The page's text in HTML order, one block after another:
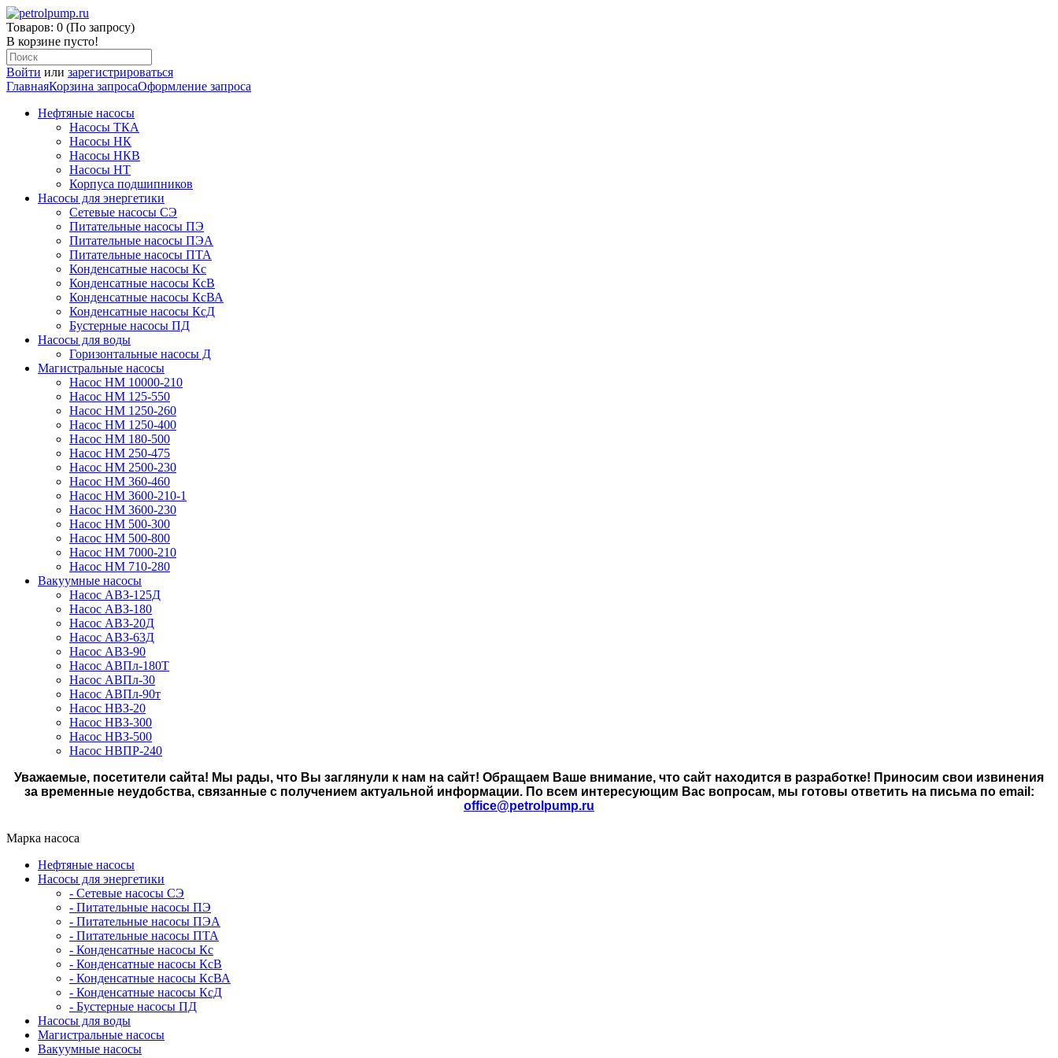
Товаров: 0 (По запросу)
В корзине пусто!
Войти или зарегистрироваться
ГлавнаяКорзина запросаОформление запроса
Нефтяные насосы
Насосы ТКА
Насосы НК
Насосы НКВ
Насосы НТ
Корпуса подшипников
Насосы для энергетики
Сетевые насосы СЭ
Питательные насосы ПЭ
Питательные насосы ПЭА
Питательные насосы ПТА
Конденсатные насосы Кс
Конденсатные насосы КсВ
Конденсатные насосы КсВА
Конденсатные насосы КсД
Бустерные насосы ПД
Насосы для воды
Горизонтальные насосы Д
Магистральные насосы
Насос НМ 10000-210
Насос НМ 125-550
Насос НМ 1250-260
Насос НМ 1250-400
Насос НМ 180-500
Насос НМ 250-475
Насос НМ 2500-230
Насос НМ 360-460
Насос НМ 3600-210-1
Насос НМ 3600-230
Насос НМ 500-300
Насос НМ 500-800
Насос НМ 7000-210
Насос НМ 710-280
Вакуумные насосы
Насос АВЗ-125Д
Насос АВЗ-180
Насос АВЗ-20Д
Насос АВЗ-63Д
Насос АВЗ-90
Насос АВПл-180Т
Насос АВПл-30
Насос АВПл-90т
Насос НВЗ-20
Насос НВЗ-300
Насос НВЗ-500
Насос НВПР-240
Уважаемые, посетители сайта! Мы рады, что Вы заглянули к нам на сайт! Обращаем Ваше внимание, что сайт находится в разработке! Приносим свои извинения
за временные неудобства, связанные с получением актуальной информации. По всем интересующим Вас вопросам, мы готовы ответить на письма по email:
office@petrolpump.ru
Марка насоса
Нефтяные насосы
Насосы для энергетики
- Сетевые насосы СЭ
- Питательные насосы ПЭ
- Питательные насосы ПЭА
- Питательные насосы ПТА
- Конденсатные насосы Кс
- Конденсатные насосы КсВ
- Конденсатные насосы КсВА
- Конденсатные насосы КсД
- Бустерные насосы ПД
Насосы для воды
Магистральные насосы
Вакуумные насосы